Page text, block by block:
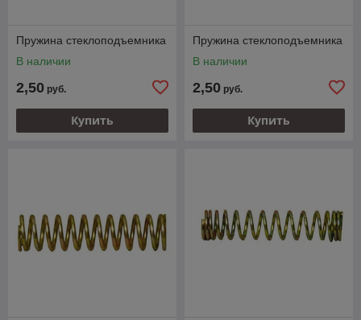
Пружина стеклоподъемника
В наличии
2,50 руб.
Купить
Пружина стеклоподъемника
В наличии
2,50 руб.
Купить